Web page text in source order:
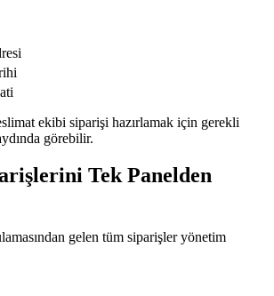
ekibi siparişi hazırlamak için gerekli
görebilir.
Tek Panelden
gelen tüm siparişler yönetim